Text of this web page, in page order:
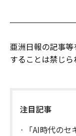
亜洲日報の記事
することは禁じら
注目記事
「AI時代の